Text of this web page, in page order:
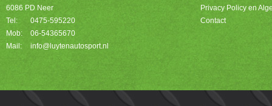
6086 PD Neer
Tel:
0475-595220
Mob:
06-54365670
Mail:
info@luytenautosport.nl
Privacy Policy en
Contact